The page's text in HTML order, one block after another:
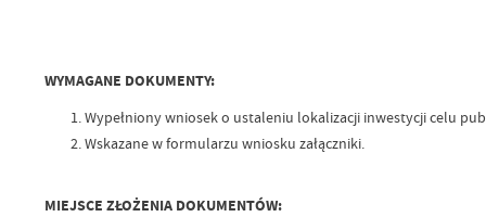
WYMAGANE DOKUMENTY:
Wypełniony wniosek o ustaleniu lokalizacji inwestycji celu
Wskazane w formularzu wniosku załączniki.
MIEJSCE ZŁOŻENIA DOKUMENTÓW: